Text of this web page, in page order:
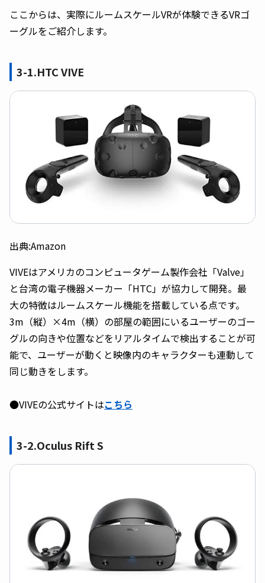
ここからは、実際にルームスケールVRが体験できるVRゴ
ーグルをご紹介します。
3-1.HTC VIVE
出典:Amazon
VIVEはアメリカのコンピュータゲーム製作会社「Valve」
と台湾の電子機器メーカー「HTC」が協力して開発。最
大の特徴はルームスケール機能を搭載している点です。
3m（縦）×4m（横）の部屋の範囲にいるユーザーのゴー
グルの向きや位置などをリアルタイムで検出することが可
能で、ユーザーが動くと映像内のキャラクターも連動して
同じ動きをします。
●VIVEの公式サイトはこちら
3-2.Oculus Rift S